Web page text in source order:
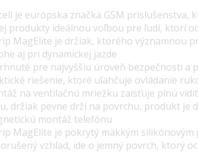
je európska značka GSM
produkty ideálnou voľbou pre ľudí, ktorí
MagElite je držiak, ktorého významnou
aj pri dynamickej jazde
pre najvyššiu úroveň bezpečnosti a
riešenie, ktoré uľahčuje ovládanie
na ventilačnú mriežku zaisťuje plnú
držiak pevne drží na povrchu, produkt je
montáž telefónu
MagElite je pokrytý mäkkým
vzhľad, ide o jemný povrch, ktorý